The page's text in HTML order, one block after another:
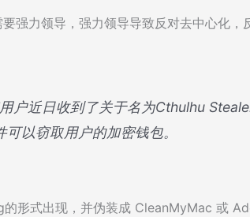
强力领导，强力领导导致反对去中心化，
户近日收到了关于名为Cthulhu
以窃取用户的加密钱包。
形式出现，并伪装成 CleanMyMac 或